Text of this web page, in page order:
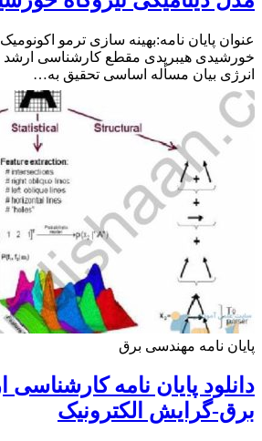
پایان نامه:بهینه سازی ترمو اکونومیک،
هیبریدی مقطع کارشناسی ارشد
بیان مسأله اساسی تحقیق به…
نامه مهندسی برق
پایان نامه کارشناسی
گرایش الکترونیک